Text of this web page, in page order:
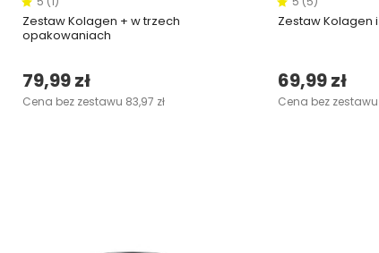
Zestaw Kolagen + w trzech
opakowaniach
79,99 zł
Cena bez zestawu 83,97 zł
Zestaw Kolagen
69,99 zł
Cena bez zestawu